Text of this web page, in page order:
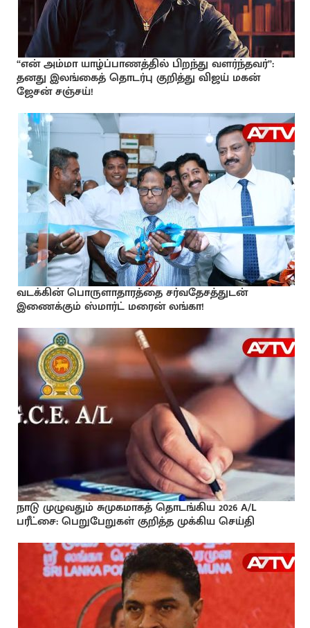
“என் அம்மா யாழ்ப்பாணத்தில் பிறந்து வளர்ந்தவர்”:
தனது இலங்கைத் தொடர்பு குறித்து விஜய் மகன்
ஜேசன் சஞ்சய்!
வடக்கின் பொருளாதாரத்தை சர்வதேசத்துடன்
இணைக்கும் ஸ்மார்ட் மரைன் லங்கா!
நாடு முழுவதும் சுமுகமாகத் தொடங்கிய 2026 A/L
பரீட்சை: பெறுபேறுகள் குறித்த முக்கிய செய்தி